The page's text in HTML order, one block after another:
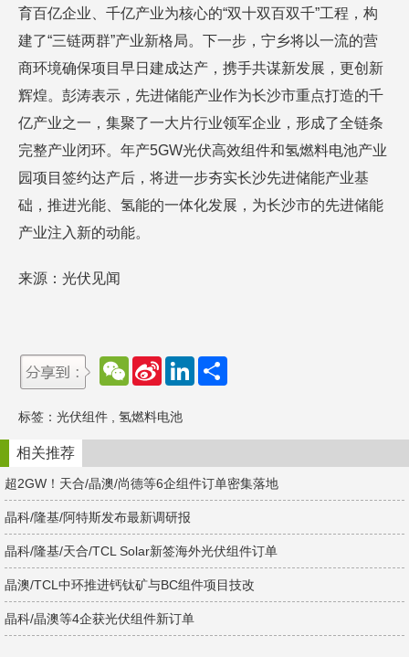
育百亿企业、千亿产业为核心的“双十双百双千”工程，构
建了“三链两群”产业新格局。下一步，宁乡将以一流的营
商环境确保项目早日建成达产，携手共谋新发展，更创新
辉煌。彭涛表示，先进储能产业作为长沙市重点打造的千
亿产业之一，集聚了一大片行业领军企业，形成了全链条
完整产业闭环。年产5GW光伏高效组件和氢燃料电池产业
园项目签约达产后，将进一步夯实长沙先进储能产业基
础，推进光能、氢能的一体化发展，为长沙市的先进储能
产业注入新的动能。
来源：光伏见闻
W
e
h
a
t
S
a
W
e
b
o
L
d
n
标签： 光伏组件 氢燃料电池
相关推荐
超2GW！天合/晶澳/尚德等6企组件订单密集落地
晶科/隆基/阿特斯发布最新调研报
晶科/隆基/天合/TCL Solar新签海外光伏组件订单
晶澳/TCL中环推进钙钛矿与BC组件项目技改
晶科/晶澳等4企获光伏组件新订单